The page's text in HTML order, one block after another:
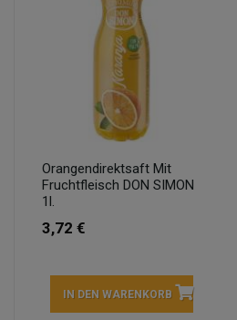
Orangendirektsaft Mit
Fruchtfleisch DON SIMON
1l.
3,72 €
IN DEN WARENKORB